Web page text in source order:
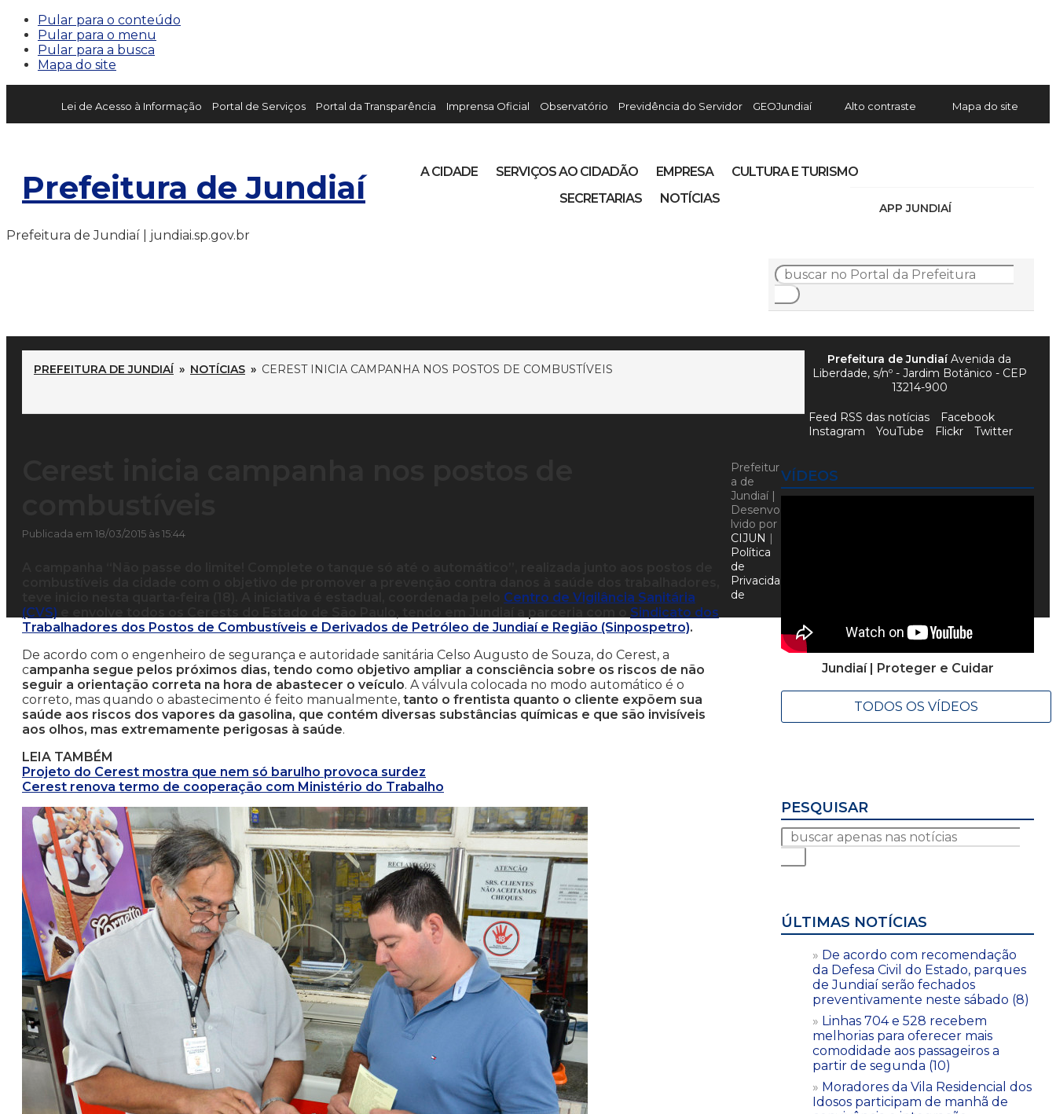
Pular para o conteúdo
Pular para o menu
Pular para a busca
Mapa do site
Lei de Acesso à Informação Portal de Serviços Portal da Transparência Imprensa Oficial Observatório Previdência do Servidor GEOJundiaí Alto contraste Mapa do site
Prefeitura de Jundiaí
APP JUNDIAÍ
A CIDADE SERVIÇOS AO CIDADÃO EMPRESA
CULTURA E TURISMO
SECRETARIAS
NOTÍCIAS
Prefeitura de Jundiaí | jundiai.sp.gov.br
PREFEITURA DE JUNDIAÍ » NOTÍCIAS » CEREST INICIA CAMPANHA NOS POSTOS DE COMBUSTÍVEIS
Publicada em 18/03/2015 às 15:44
Centro de Vigilância Sanitária
(CVS)
Sindicato dos
Trabalhadores dos Postos de Combustíveis e Derivados de Petróleo de Jundiaí e Região (Sinpospetro).
De acordo com o engenheiro de segurança e autoridade sanitária Celso Augusto de Souza, do Cerest, a
campanha segue pelos próximos dias, tendo como objetivo ampliar a consciência sobre os riscos de não
seguir a orientação correta na hora de abastecer o veículo. A válvula colocada no modo automático é o
correto, mas quando o abastecimento é feito manualmente, tanto o frentista quanto o cliente expõem sua
saúde aos riscos dos vapores da gasolina, que contém diversas substâncias químicas e que são invisíveis
aos olhos, mas extremamente perigosas à saúde.
LEIA TAMBÉM
Projeto do Cerest mostra que nem só barulho provoca surdez
Cerest renova termo de cooperação com Ministério do Trabalho
VÍDEOS
Jundiaí | Proteger e Cuidar
TODOS OS VÍDEOS
PESQUISAR
ÚLTIMAS NOTÍCIAS
De acordo com recomendação
da Defesa Civil do Estado, parques
de Jundiaí serão fechados
preventivamente neste sábado (8)
Linhas 704 e 528 recebem
melhorias para oferecer mais
comodidade aos passageiros a
partir de segunda (10)
Moradores da Vila Residencial dos
Idosos participam de manhã de
Prefeitura de JundiaíAvenida da
Liberdade, s/nº - Jardim Botânico - CEP
13214-900
Feed RSS das notícias
Facebook
Instagram
YouTube Flickr Twitter
Prefeitur
a de
Jundiaí |
Desenvo
lvido por
CIJUN |
Política
de
Privacida
de